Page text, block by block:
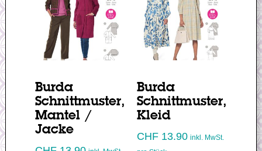
Burda
Schnittmuster,
Mantel /
Jacke
Burda
Schnittmuster,
Kleid
CHF13.90 inkl. MwSt.